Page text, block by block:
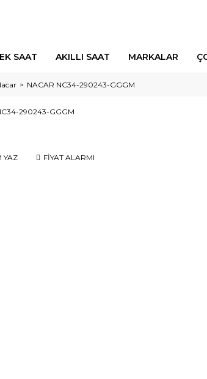
SAAT AKILLI SAAT MARKALAR
NACAR NC34-290243-GGGM
YAZ FİYAT ALARMI